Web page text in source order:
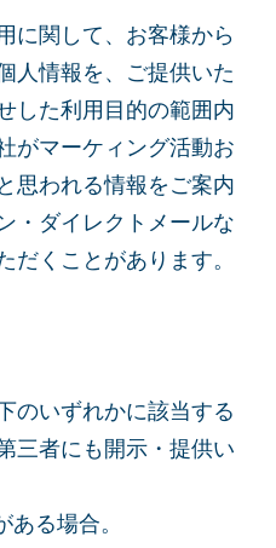
に関して、お客様から
人情報を、ご提供いた
した利用目的の範囲内
がマーケィング活動お
思われる情報をご案内
・ダイレクトメールな
だくことがあります。
のいずれかに該当する
三者にも開示・提供い
る場合。